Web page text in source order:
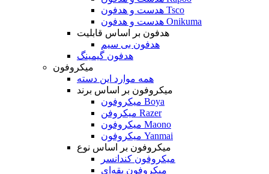
هدست و هدفون Tsco
هدست و هدفون Onikuma
هدفون بر اساس قابلیت
هدفون بی سیم
هدفون گیمینگ
میکروفون
همه موارد این دسته
میکروفون بر اساس برند
میکروفون Boya
میکروفن Razer
میکروفون Maono
میکروفون Yanmai
میکروفون بر اساس نوع
میکروفون کندانسر
میکروفون یقه‌ای